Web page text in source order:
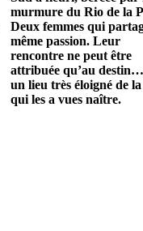
murmure du Rio de la
Deux femmes qui
même passion. Leur
rencontre ne peut être
attribuée qu’au
un lieu très éloigné de
qui les a vues naître.